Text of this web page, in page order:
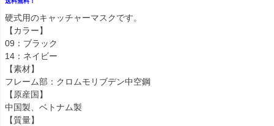
硬式用のキャッチャーマスクです。
【カラー】
09：ブラック
14：ネイビー
【素材】
フレーム部：クロムモリブデン中空鋼
【原産国】
中国製、ベトナム製
【質量】